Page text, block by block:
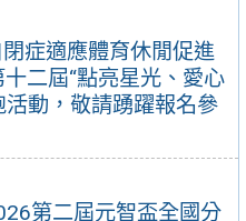
症適應體育休閒促進
二屆“點亮星光、愛心
動，敬請踴躍報名參
第二屆元智盃全國分